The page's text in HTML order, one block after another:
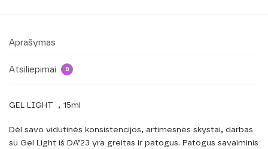
Aprašymas
Atsiliepimai 0
GEL LIGHT , 15ml
Dėl savo vidutinės konsistencijos, artimesnės skystai, darbas
su Gel Light iš DA’23 yra greitas ir patogus. Patogus savaiminis